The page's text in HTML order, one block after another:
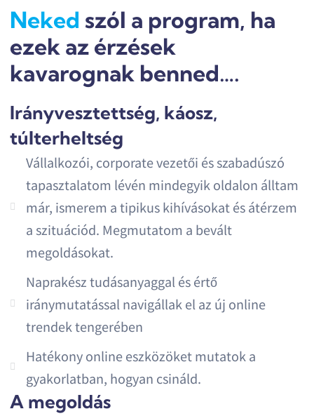
Neked szól a program, ha
ezek az érzések
kavarognak benned….
Irányvesztettség, káosz,
túlterheltség
Vállalkozói, corporate vezetői és szabadúszó
tapasztalatom lévén mindegyik oldalon álltam
már, ismerem a tipikus kihívásokat és átérzem
a szituációd. Megmutatom a bevált
megoldásokat.
Naprakész tudásanyaggal és értő
iránymutatással navigállak el az új online
trendek tengerében
Hatékony online eszközöket mutatok a
gyakorlatban, hogyan csináld.
A megoldás